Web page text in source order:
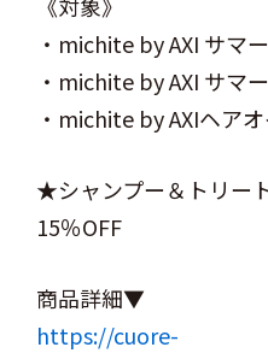
《対象》
・michite by AXI サマ
・michite by AXI サマ
・michite by AXIヘア
★シャンプー＆トリー
15％OFF
商品詳細▼
https://cuore-